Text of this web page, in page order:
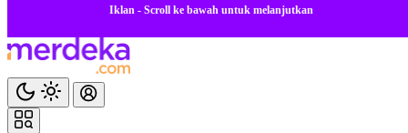
Iklan - Scroll ke bawah untuk melanjutkan